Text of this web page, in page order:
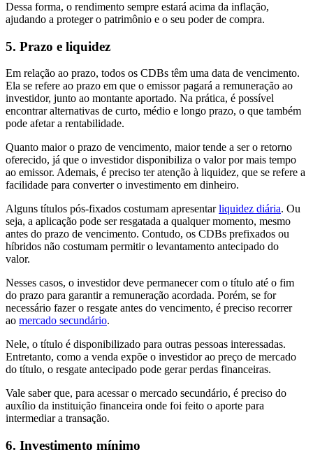
Dessa forma, o rendimento sempre estará acima da inflação,
ajudando a proteger o patrimônio e o seu poder de compra.
5. Prazo e liquidez
Em relação ao prazo, todos os CDBs têm uma data de vencimento.
Ela se refere ao prazo em que o emissor pagará a remuneração ao
investidor, junto ao montante aportado. Na prática, é possível
encontrar alternativas de curto, médio e longo prazo, o que também
pode afetar a rentabilidade.
Quanto maior o prazo de vencimento, maior tende a ser o retorno
oferecido, já que o investidor disponibiliza o valor por mais tempo
ao emissor. Ademais, é preciso ter atenção à liquidez, que se refere a
facilidade para converter o investimento em dinheiro.
Alguns títulos pós-fixados costumam apresentarliquidez diária. Ou
seja, a aplicação pode ser resgatada a qualquer momento, mesmo
antes do prazo de vencimento. Contudo, os CDBs prefixados ou
híbridos não costumam permitir o levantamento antecipado do
valor.
Nesses casos, o investidor deve permanecer com o título até o fim
do prazo para garantir a remuneração acordada. Porém, se for
necessário fazer o resgate antes do vencimento, é preciso recorrer
ao mercado secundário.
Nele, o título é disponibilizado para outras pessoas interessadas.
Entretanto, como a venda expõe o investidor ao preço de mercado
do título, o resgate antecipado pode gerar perdas financeiras.
Vale saber que, para acessar o mercado secundário, é preciso do
auxílio da instituição financeira onde foi feito o aporte para
intermediar a transação.
6. Investimento mínimo